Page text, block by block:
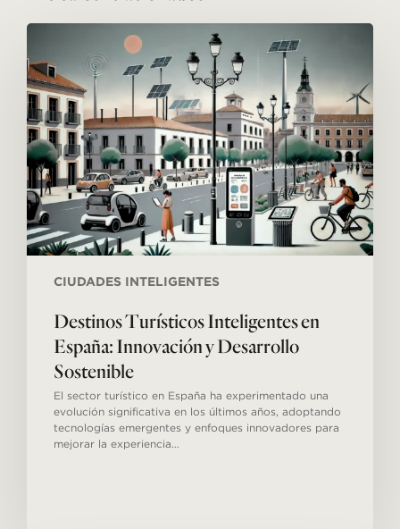
CIUDADES INTELIGENTES
Destinos
Inteligentes
en
España:
Innovación
y
Desarrollo
Sostenible
Destinos Turísticos Inteligentes en
España: Innovación y Desarrollo
Sostenible
El sector turístico en España ha experimentado una
evolución significativa en los últimos años, adoptando
tecnologías emergentes y enfoques innovadores para
mejorar la experiencia…